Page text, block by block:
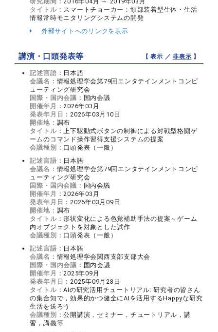
タイトル： スマートチョーカー：頸部装着型生体・生活
情報常時モニタリングシステムの開発
外部サイトへのリンクを表示
講演・口頭発表等 【 表示 ／非表示 】
記述言語： 日本語
会議名：情報処理学会第79回エンタテインメントコンピ
ューティング研究会
国際・国内会議： 国内会議
開催年月：2026年03月
発表年月日：2026年03月10日
開催地： 調布
タイトル：上下駆動式ボタンの制御による対戦型格闘ゲ
ームのコマンド操作習得支援システムの提案
会議種別： 口頭発表（一般）
記述言語： 日本語
会議名：情報処理学会第79回エンタテインメントコンピ
ューティング研究会
国際・国内会議： 国内会議
開催年月：2026年03月
発表年月日：2026年03月09日
開催地： 調布
タイトル：形状変化による色覚補助手法の提案～ゲーム
内オブジェクトを対象とした試作
会議種別： 口頭発表（一般）
記述言語： 日本語
会議名：情報処理学会関西支部支部大会
国際・国内会議： 国内会議
開催年月：2025年09月
発表年月日：2025年09月28日
タイトル：AIの研究活用チュートリアル: 研究者の皆さん
の集合知で，効果的かつ健全にAIを活用するHappyな研究
生活を送ろう
会議種別：公開講演，セミナー，チュートリアル，講
習，講義等